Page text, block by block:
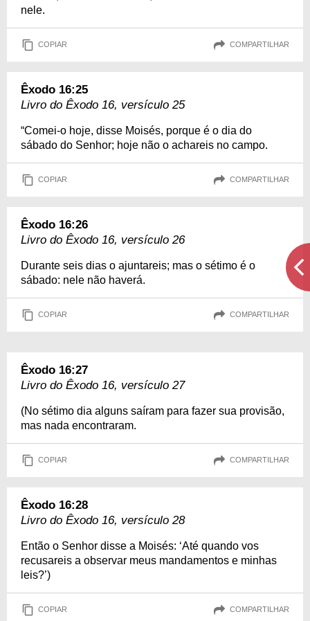
nele.
COPIAR COMPARTILHAR
Êxodo 16:25
Livro do Êxodo 16, versículo 25
“Comei-o hoje, disse Moisés, porque é o dia do
sábado do Senhor; hoje não o achareis no campo.
COPIAR COMPARTILHAR
Êxodo 16:26
Livro do Êxodo 16, versículo 26
Durante seis dias o ajuntareis; mas o sétimo é o
sábado: nele não haverá.
COPIAR COMPARTILHAR
Êxodo 16:27
Livro do Êxodo 16, versículo 27
(No sétimo dia alguns saíram para fazer sua provisão,
mas nada encontraram.
COPIAR COMPARTILHAR
Êxodo 16:28
Livro do Êxodo 16, versículo 28
Então o Senhor disse a Moisés: ‘Até quando vos
recusareis a observar meus mandamentos e minhas
leis?’)
COPIAR COMPARTILHAR